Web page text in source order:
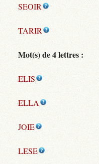
SEOIR
TARIR
Mot(s) de 4 lettres :
ELIS
ELLA
JOIE
LESE